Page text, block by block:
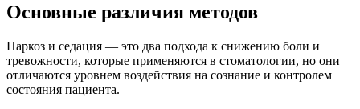
Основные различия методов
Наркоз и седация — это два подхода к снижению боли и
тревожности, которые применяются в стоматологии, но они
отличаются уровнем воздействия на сознание и контролем
состояния пациента.